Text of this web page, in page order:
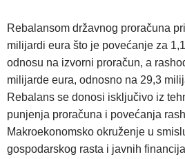
Rebalansom državnog proračuna
milijardi eura što je povećanje za
odnosu na izvorni proračun, a
milijarde eura, odnosno na 29,3
Rebalans se donosi isključivo iz
punjenja proračuna i povećanja
Makroekonomsko okruženje u
gospodarskog rasta i javnih